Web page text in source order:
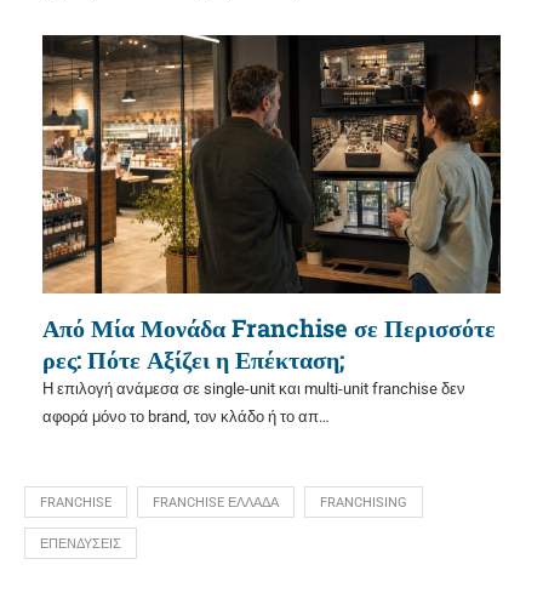
Από Μία Μονάδα Franchise σε Περισσότε
ρες: Πότε Αξίζει η Επέκταση;
Η επιλογή ανάμεσα σε single-unit και multi-unit franchise δεν
αφορά μόνο το brand, τον κλάδο ή το απ…
FRANCHISE FRANCHISE ΕΛΛΑΔΑ FRANCHISING
ΕΠΕΝΔΥΣΕΙΣ